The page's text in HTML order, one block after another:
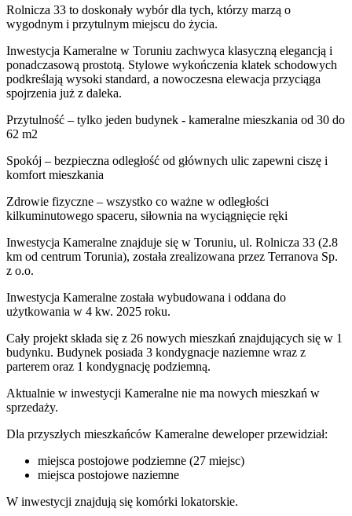
Rolnicza 33 to doskonały wybór dla tych, którzy marzą o
wygodnym i przytulnym miejscu do życia.
Inwestycja Kameralne w Toruniu zachwyca klasyczną elegancją i
ponadczasową prostotą. Stylowe wykończenia klatek schodowych
podkreślają wysoki standard, a nowoczesna elewacja przyciąga
spojrzenia już z daleka.
Przytulność – tylko jeden budynek - kameralne mieszkania od 30 do
62 m2
Spokój – bezpieczna odległość od głównych ulic zapewni ciszę i
komfort mieszkania
Zdrowie fizyczne – wszystko co ważne w odległości
kilkuminutowego spaceru, siłownia na wyciągnięcie ręki
Inwestycja Kameralne znajduje się w Toruniu, ul. Rolnicza 33 (2.8
km od centrum Torunia), została zrealizowana przez Terranova Sp.
z o.o.
Inwestycja Kameralne została wybudowana i oddana do
użytkowania w 4 kw. 2025 roku.
Cały projekt składa się z 26 nowych mieszkań znajdujących się w 1
budynku. Budynek posiada 3 kondygnacje naziemne wraz z
parterem oraz 1 kondygnację podziemną.
Aktualnie w inwestycji Kameralne nie ma nowych mieszkań w
sprzedaży.
Dla przyszłych mieszkańców Kameralne deweloper przewidział:
miejsca postojowe podziemne (27 miejsc)
miejsca postojowe naziemne
W inwestycji znajdują się komórki lokatorskie.